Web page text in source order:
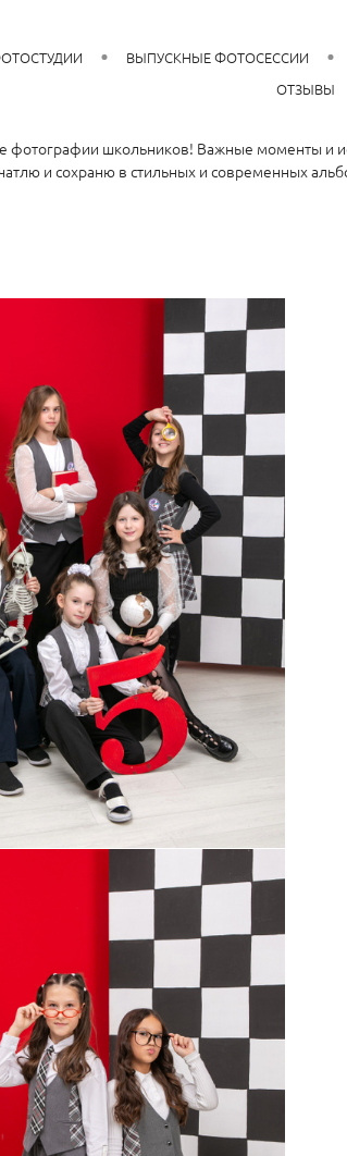
ВЫПУСКНЫЕ ФОТОСЕССИИ
ОТЗЫВЫ
фотографии школьников! Важные моменты и
и сохраню в стильных и современных